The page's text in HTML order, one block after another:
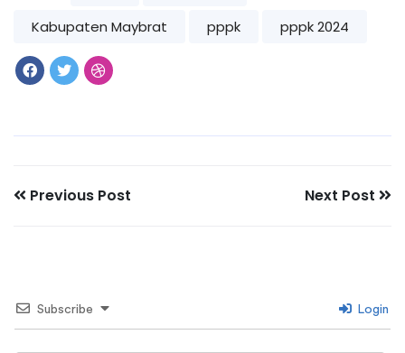
Kabupaten Maybrat
pppk pppk 2024
Previous Post Next Post
Subscribe Login